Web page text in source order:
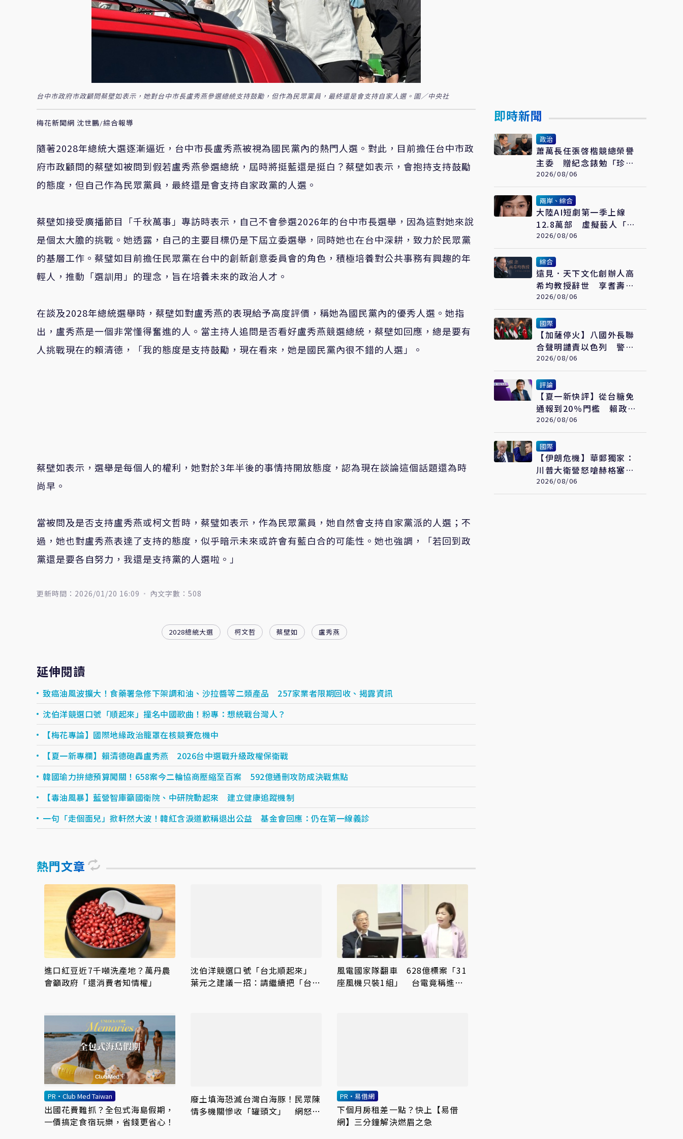
台中市政府市政顧問蔡壁如表示，她對台中市長盧秀燕參選總統支持鼓勵，但作為民眾黨員，最終還是會支持自家人選。圖／中央社
梅花新聞網 沈世鵬/綜合報導
隨著2028年總統大選逐漸逼近，台中市長盧秀燕被視為國民黨內的熱門人選。對此，目前擔任台中市政
府市政顧問的蔡壁如被問到假若盧秀燕參選總統，屆時將挺藍還是挺白？蔡壁如表示，會抱持支持鼓勵
的態度，但自己作為民眾黨員，最終還是會支持自家政黨的人選。
蔡壁如接受廣播節目「千秋萬事」專訪時表示，自己不會參選2026年的台中市長選舉，因為這對她來說
是個太大膽的挑戰。她透露，自己的主要目標仍是下屆立委選舉，同時她也在台中深耕，致力於民眾黨
的基層工作。蔡璧如目前擔任民眾黨在台中的創新創意委員會的角色，積極培養對公共事務有興趣的年
輕人，推動「選訓用」的理念，旨在培養未來的政治人才。
在談及2028年總統選舉時，蔡壁如對盧秀燕的表現給予高度評價，稱她為國民黨內的優秀人選。她指
出，盧秀燕是一個非常懂得奮進的人。當主持人追問是否看好盧秀燕競選總統，蔡壁如回應，總是要有
人挑戰現在的賴清德，「我的態度是支持鼓勵，現在看來，她是國民黨內很不錯的人選」。
蔡壁如表示，選舉是每個人的權利，她對於3年半後的事情持開放態度，認為現在談論這個話題還為時
尚早。
當被問及是否支持盧秀燕或柯文哲時，蔡璧如表示，作為民眾黨員，她自然會支持自家黨派的人選；不
過，她也對盧秀燕表達了支持的態度，似乎暗示未來或許會有藍白合的可能性。她也強調，「若回到政
黨還是要各自努力，我還是支持黨的人選啦。」
更新時間：2026/01/20 16:09 內文字數：508
2028總統大選 柯文哲 蔡壁如 盧秀燕
延伸閱讀
致癌油風波擴大！食藥署急修下架調和油、沙拉醬等二類產品 257家業者限期回收、揭露資訊
沈伯洋競選口號「順起來」撞名中國歌曲！粉專：想統戰台灣人？
【梅花專論】國際地緣政治籠罩在核競賽危機中
【夏一新專欄】賴清德砲轟盧秀燕 2026台中選戰升級政權保衛戰
韓國瑜力拚總預算闖關！658案今二輪協商壓縮至百案 592億通刪攻防成決戰焦點
【毒油風暴】藍營智庫籲國衛院、中研院動起來 建立健康追蹤機制
一句「走個面兒」掀軒然大波！韓紅含淚道歉稱退出公益 基金會回應：仍在第一線義診
熱門文章
進口紅豆近7千噸洗產地？萬丹農
會籲政府「還消費者知情權」
沈伯洋競選口號「台北順起來」
葉元之建議一招：請繼續把「台北
風電國家隊翻車 628億標案「31
座風機只裝1組」 台電竟稱進度
PR・Club Med Taiwan
出國花費難抓？全包式海島假期，
一價搞定食宿玩樂，省錢更省心！
廢土填海恐滅台灣白海豚！民眾陳
情多機關慘收「罐頭文」 網怒
PR・易借網
下個月房租差一點？快上【易借
網】三分鐘解決燃眉之急
即時新聞
政治
蕭萬長任張啓楷競總榮譽
主委 贈紀念錶勉「珍惜
時間、認真打拚」
2026/08/06
兩岸、綜合
大陸AI短劇第一季上線
12.8萬部 虛擬藝人「方
桃子」接拍美瞳廣告
2026/08/06
綜合
遠見．天下文化創辦人高
希均教授辭世 享耆壽90
歲
2026/08/06
國際
【加薩停火】八國外長聯
合聲明譴責以色列 警告
加薩政治進程恐全面脫軌
2026/08/06
評論
【夏一新快評】從台糖免
通報到20％門檻 賴政府
食安到底有幾套標準？
2026/08/06
國際
【伊朗危機】華郵獨家：
川普大衛營怒嗆赫格塞
斯 伊朗彈藥嚴重短缺恐
限縮軍事選項
2026/08/06